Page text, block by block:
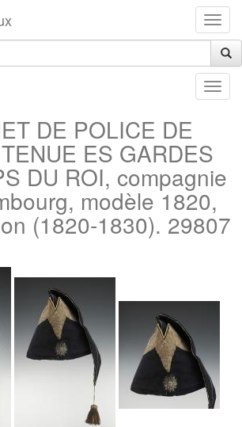
DE POLICE DE
ES GARDES
DU ROI, compagnie
modèle 1820,
(1820-1830). 29807